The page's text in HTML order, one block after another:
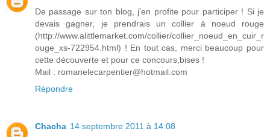
De passage sur ton blog, j'en profite pour participer ! Si je
devais gagner, je prendrais un collier à noeud rouge
(http://www.alittlemarket.com/collier/collier_noeud_en_cuir_r
ouge_xs-722954.html) ! En tout cas, merci beaucoup pour
cette découverte et pour ce concours,bises !
Mail : romanelecarpentier@hotmail.com
Répondre
Chacha 14 septembre 2011 à 14:08